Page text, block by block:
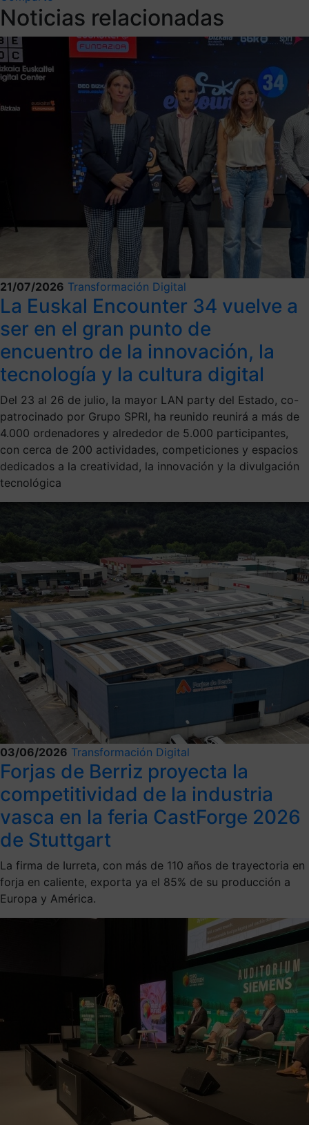
Noticias relacionadas
21/07/2026 Transformación Digital
La Euskal Encounter 34 vuelve a
ser en el gran punto de
encuentro de la innovación, la
tecnología y la cultura digital
Del 23 al 26 de julio, la mayor LAN party del Estado, co-
patrocinado por Grupo SPRI, ha reunido reunirá a más de
4.000 ordenadores y alrededor de 5.000 participantes,
con cerca de 200 actividades, competiciones y espacios
dedicados a la creatividad, la innovación y la divulgación
tecnológica
03/06/2026 Transformación Digital
Forjas de Berriz proyecta la
competitividad de la industria
vasca en la feria CastForge 2026
de Stuttgart
La firma de Iurreta, con más de 110 años de trayectoria en
forja en caliente, exporta ya el 85% de su producción a
Europa y América.